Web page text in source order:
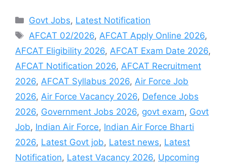
Categories
Govt Jobs, Latest Notification
Tags
AFCAT 02/2026, AFCAT Apply Online 2026,
AFCAT Eligibility 2026, AFCAT Exam Date 2026,
AFCAT Notification 2026, AFCAT Recruitment
2026, AFCAT Syllabus 2026, Air Force Job
2026, Air Force Vacancy 2026, Defence Jobs
2026, Government Jobs 2026, govt exam, Govt
Job, Indian Air Force, Indian Air Force Bharti
2026, Latest Govt job, Latest news, Latest
Notification, Latest Vacancy 2026, Upcoming